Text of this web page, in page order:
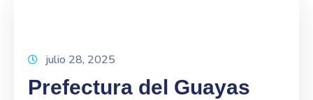
julio 28, 2025
Prefectura del Guayas